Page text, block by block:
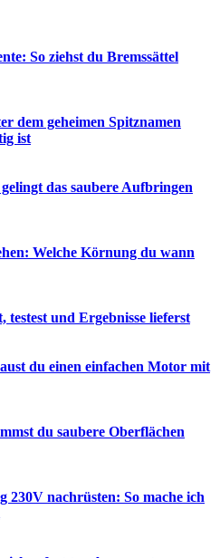
So ziehst du Bremssättel
dem geheimen Spitznamen
ist
das saubere Aufbringen
Welche Körnung du wann
und Ergebnisse lieferst
du einen einfachen Motor mit
du saubere Oberflächen
230V nachrüsten: So mache ich